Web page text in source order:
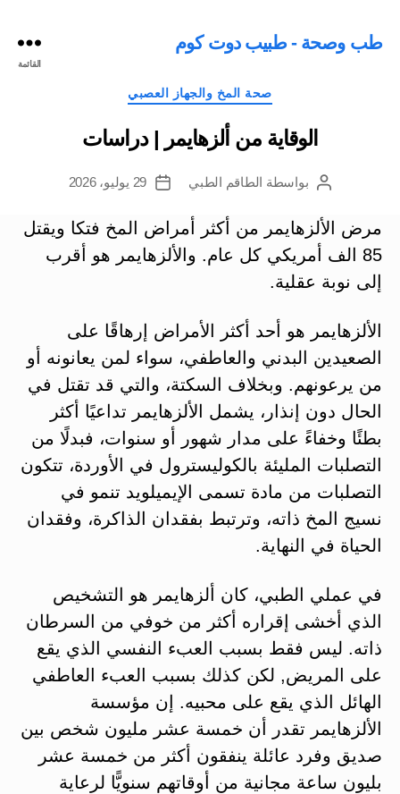
طب وصحة - طبيب دوت كوم
القائمة
التصنيفات
صحة المخ والجهاز العصبي
الوقاية من ألزهايمر | دراسات
كاتببواسطة الطاقم الطبي
تاريخ
29 يوليو، 2026
مرض الألزهايمر من أكثر أمراض المخ فتكا ويقتل
85 الف أمريكي كل عام. والألزهايمر هو أقرب
إلى نوبة عقلية.
الألزهايمر هو أحد أكثر الأمراض إرهاقًا على
الصعيدين البدني والعاطفي، سواء لمن يعانونه أو
من يرعونهم. وبخلاف السكتة، والتي قد تقتل في
الحال دون إنذار، يشمل الألزهايمر تداعيًا أكثر
بطئًا وخفاءً على مدار شهور أو سنوات، فبدلًا من
التصلبات المليئة بالكوليسترول في الأوردة، تتكون
التصلبات من مادة تسمى الإيميلويد تنمو في
نسيج المخ ذاته، وترتبط بفقدان الذاكرة، وفقدان
الحياة في النهاية.
في عملي الطبي، كان ألزهايمر هو التشخيص
الذي أخشى إقراره أكثر من خوفي من السرطان
ذاته. ليس فقط بسبب العبء النفسي الذي يقع
على المريض, لكن كذلك بسبب العبء العاطفي
الهائل الذي يقع على محبيه. إن مؤسسة
الألزهايمر تقدر أن خمسة عشر مليون شخص بين
صديق وفرد عائلة ينفقون أكثر من خمسة عشر
بليون ساعة مجانية من أوقاتهم سنويًّا لرعاية